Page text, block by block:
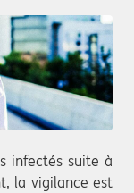
infectés suite à
la vigilance est